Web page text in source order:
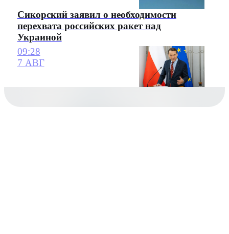
Сикорский заявил о необходимости
перехвата российских ракет над
Украиной
09:28
7 АВГ